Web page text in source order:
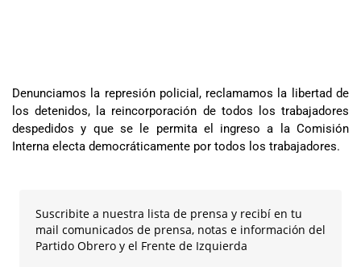
Denunciamos la represión policial, reclamamos la libertad de
los detenidos, la reincorporación de todos los trabajadores
despedidos y que se le permita el ingreso a la Comisión
Interna electa democráticamente por todos los trabajadores.
Suscribite a nuestra lista de prensa y recibí en tu
mail comunicados de prensa, notas e información del
Partido Obrero y el Frente de Izquierda